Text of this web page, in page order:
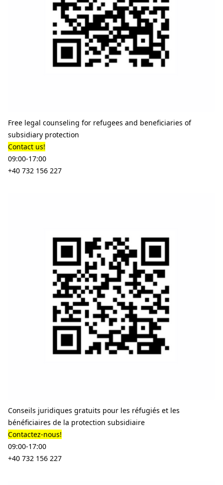
Free legal counseling for refugees and beneficiaries of
subsidiary protection
Contact us!
09:00-17:00
+40 732 156 227
Conseils juridiques gratuits pour les réfugiés et les
bénéficiaires de la protection subsidiaire
Contactez-nous!
09:00-17:00
+40 732 156 227